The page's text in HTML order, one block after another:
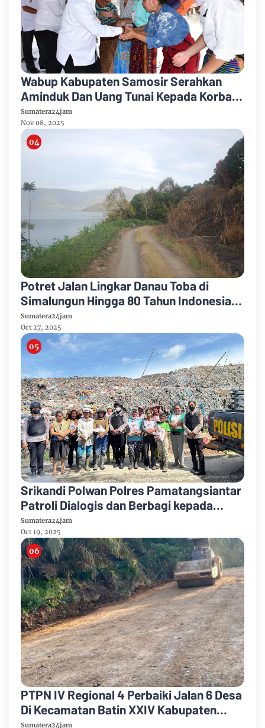
Wabup Kabupaten Samosir Serahkan
Aminduk Dan Uang Tunai Kepada Korban
Kebakaran Desa Sidaji
Sumatera24jam
Nov 08, 2025
Potret Jalan Lingkar Danau Toba di
Simalungun Hingga 80 Tahun Indonesia
Merdeka
Sumatera24jam
Oct 27, 2025
Srikandi Polwan Polres Pamatangsiantar
Patroli Dialogis dan Berbagi kepada
Masyarakat Tanjung Pinggir
Sumatera24jam
Oct 19, 2025
PTPN IV Regional 4 Perbaiki Jalan 6 Desa
Di Kecamatan Batin XXIV Kabupaten
Batang Hari Untuk Meningkatkan
Sumatera24jam